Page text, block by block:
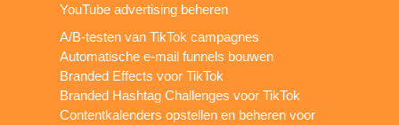
YouTube advertising beheren
A/B-testen van TikTok campagnes
Automatische e-mail funnels bouwen
Branded Effects voor TikTok
Branded Hashtag Challenges voor TikTok
Contentkalenders opstellen en beheren voor